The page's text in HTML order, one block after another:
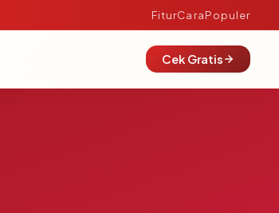
FiturCaraPopuler
Cek Gratis